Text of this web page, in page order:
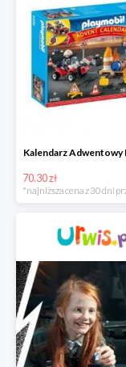
Kalendarz Adwentowy
70.30 zł